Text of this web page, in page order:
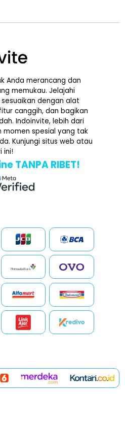
Anda merancang dan
memukau. Jelajahi
dengan alat
canggih, dan bagikan
Indoinvite, lebih dari
momen spesial yang tak
Kunjungi situs web atau
ini!
TANPA RIBET!